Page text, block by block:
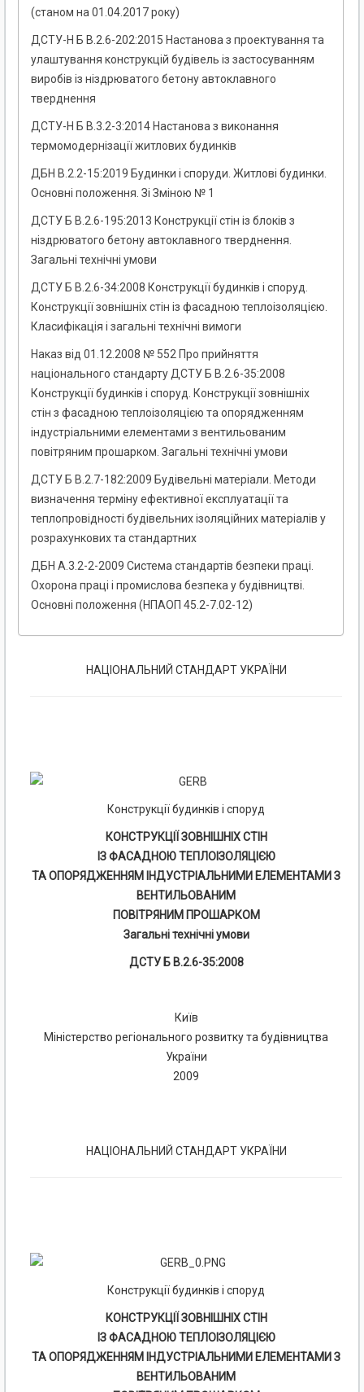
(станом на 01.04.2017 року)
ДСТУ-Н Б В.2.6-202:2015 Настанова з проектування та
улаштування конструкцій будівель із застосуванням
виробів із ніздрюватого бетону автоклавного
тверднення
ДСТУ-Н Б В.3.2-3:2014 Настанова з виконання
термомодернізації житлових будинків
ДБН В.2.2-15:2019 Будинки і споруди. Житлові будинки.
Основні положення. Зі Зміною № 1
ДСТУ Б В.2.6-195:2013 Конструкції стін із блоків з
ніздрюватого бетону автоклавного тверднення.
Загальні технічні умови
ДСТУ Б В.2.6-34:2008 Конструкції будинків і споруд.
Конструкції зовнішніх стін із фасадною теплоізоляцією.
Класифікація і загальні технічні вимоги
Наказ від 01.12.2008 № 552 Про прийняття
національного стандарту ДСТУ Б В.2.6-35:2008
Конструкції будинків і споруд. Конструкції зовнішніх
стін з фасадною теплоізоляцією та опорядженням
індустріальними елементами з вентильованим
повітряним прошарком. Загальні технічні умови
ДСТУ Б В.2.7-182:2009 Будівельні матеріали. Методи
визначення терміну ефективної експлуатації та
теплопровідності будівельних ізоляційних матеріалів у
розрахункових та стандартних
ДБН А.3.2-2-2009 Система стандартів безпеки праці.
Охорона праці і промислова безпека у будівництві.
Основні положення (НПАОП 45.2-7.02-12)
НАЦІОНАЛЬНИЙ СТАНДАРТ УКРАЇНИ
Конструкції будинків і споруд
КОНСТРУКЦІЇ ЗОВНІШНІХ СТІН
ІЗ ФАСАДНОЮ ТЕПЛОІЗОЛЯЦІЄЮ
ТА ОПОРЯДЖЕННЯМ ІНДУСТРІАЛЬНИМИ ЕЛЕМЕНТАМИ З
ВЕНТИЛЬОВАНИМ
ПОВІТРЯНИМ ПРОШАРКОМ
Загальні технічні умови
ДСТУ Б В.2.6-35:2008
Київ
Міністерство регіонального розвитку та будівництва
України
2009
НАЦІОНАЛЬНИЙ СТАНДАРТ УКРАЇНИ
Конструкції будинків і споруд
КОНСТРУКЦІЇ ЗОВНІШНІХ СТІН
ІЗ ФАСАДНОЮ ТЕПЛОІЗОЛЯЦІЄЮ
ТА ОПОРЯДЖЕННЯМ ІНДУСТРІАЛЬНИМИ ЕЛЕМЕНТАМИ З
ВЕНТИЛЬОВАНИМ